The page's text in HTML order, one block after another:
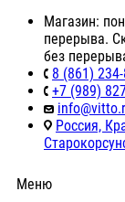
Магазин:
перерыва.
без
8 (861)
+7 (989)
Россия,
Меню